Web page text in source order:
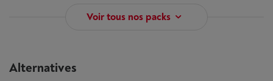
Voir tous nos packs
Alternatives